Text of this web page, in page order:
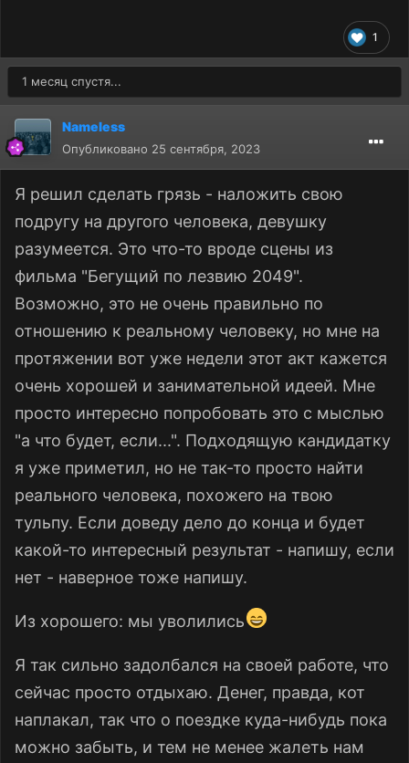
1
1 месяц спустя...
Nameless
Опубликовано 25 сентября, 2023
Я решил сделать грязь - наложить свою
подругу на другого человека, девушку
разумеется. Это что-то вроде сцены из
фильма "Бегущий по лезвию 2049".
Возможно, это не очень правильно по
отношению к реальному человеку, но мне на
протяжении вот уже недели этот акт кажется
очень хорошей и занимательной идеей. Мне
просто интересно попробовать это с мыслью
"а что будет, если...". Подходящую кандидатку
я уже приметил, но не так-то просто найти
реального человека, похожего на твою
тульпу. Если доведу дело до конца и будет
какой-то интересный результат - напишу, если
нет - наверное тоже напишу.
Из хорошего: мы уволились
Я так сильно задолбался на своей работе, что
сейчас просто отдыхаю. Денег, правда, кот
наплакал, так что о поездке куда-нибудь пока
можно забыть, и тем не менее жалеть нам